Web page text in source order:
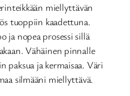
miellyttävän
tuoppiin kaadettuna.
ja nopea prosessi sillä
Vähäinen pinnalle
paksua ja kermaisaa. Väri
silmääni miellyttävä.